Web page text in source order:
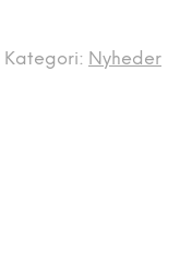
Kategori: Nyheder